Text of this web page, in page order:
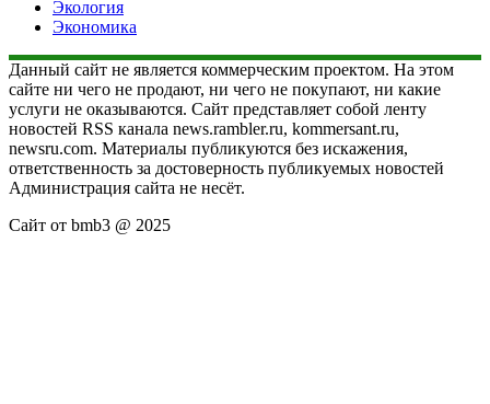
Экология
Экономика
Данный сайт не является коммерческим проектом. На этом
сайте ни чего не продают, ни чего не покупают, ни какие
услуги не оказываются. Сайт представляет собой ленту
новостей RSS канала news.rambler.ru, kommersant.ru,
newsru.com. Материалы публикуются без искажения,
ответственность за достоверность публикуемых новостей
Администрация сайта не несёт.
Сайт от bmb3 @ 2025